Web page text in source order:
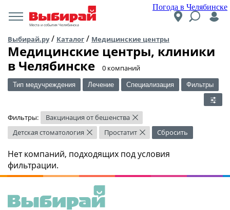
Погода в Челябинске
Места и события Челябинска
Выбирай.ру/ Каталог / Медицинские центры
Медицинские центры, клиники
в Челябинске
​0 компаний
Тип медучреждения Лечение Специализация Фильтры
Фильтры: Вакцинация от бешенства ×
Детская стоматология × Простатит × Сбросить
Нет компаний, подходящих под условия
фильтрации.